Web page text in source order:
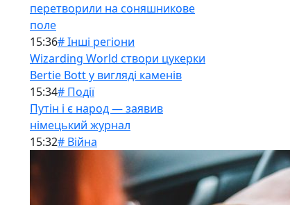
перетворили на соняшникове
поле
15:36# Інші регіони
Wizarding World створи цукерки
Bertie Bott у вигляді каменів
15:34# Події
Путін і є народ — заявив
німецький журнал
15:32# Війна